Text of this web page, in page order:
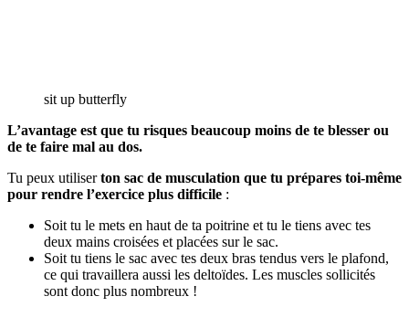
sit up butterfly
L’avantage est que tu risques beaucoup moins de te blesser ou
de te faire mal au dos.
Tu peux utiliserton sac de musculation que tu prépares toi-même
pour rendre l’exercice plus difficile :
Soit tu le mets en haut de ta poitrine et tu le tiens avec tes
deux mains croisées et placées sur le sac.
Soit tu tiens le sac avec tes deux bras tendus vers le plafond,
ce qui travaillera aussi les deltoïdes. Les muscles sollicités
sont donc plus nombreux !